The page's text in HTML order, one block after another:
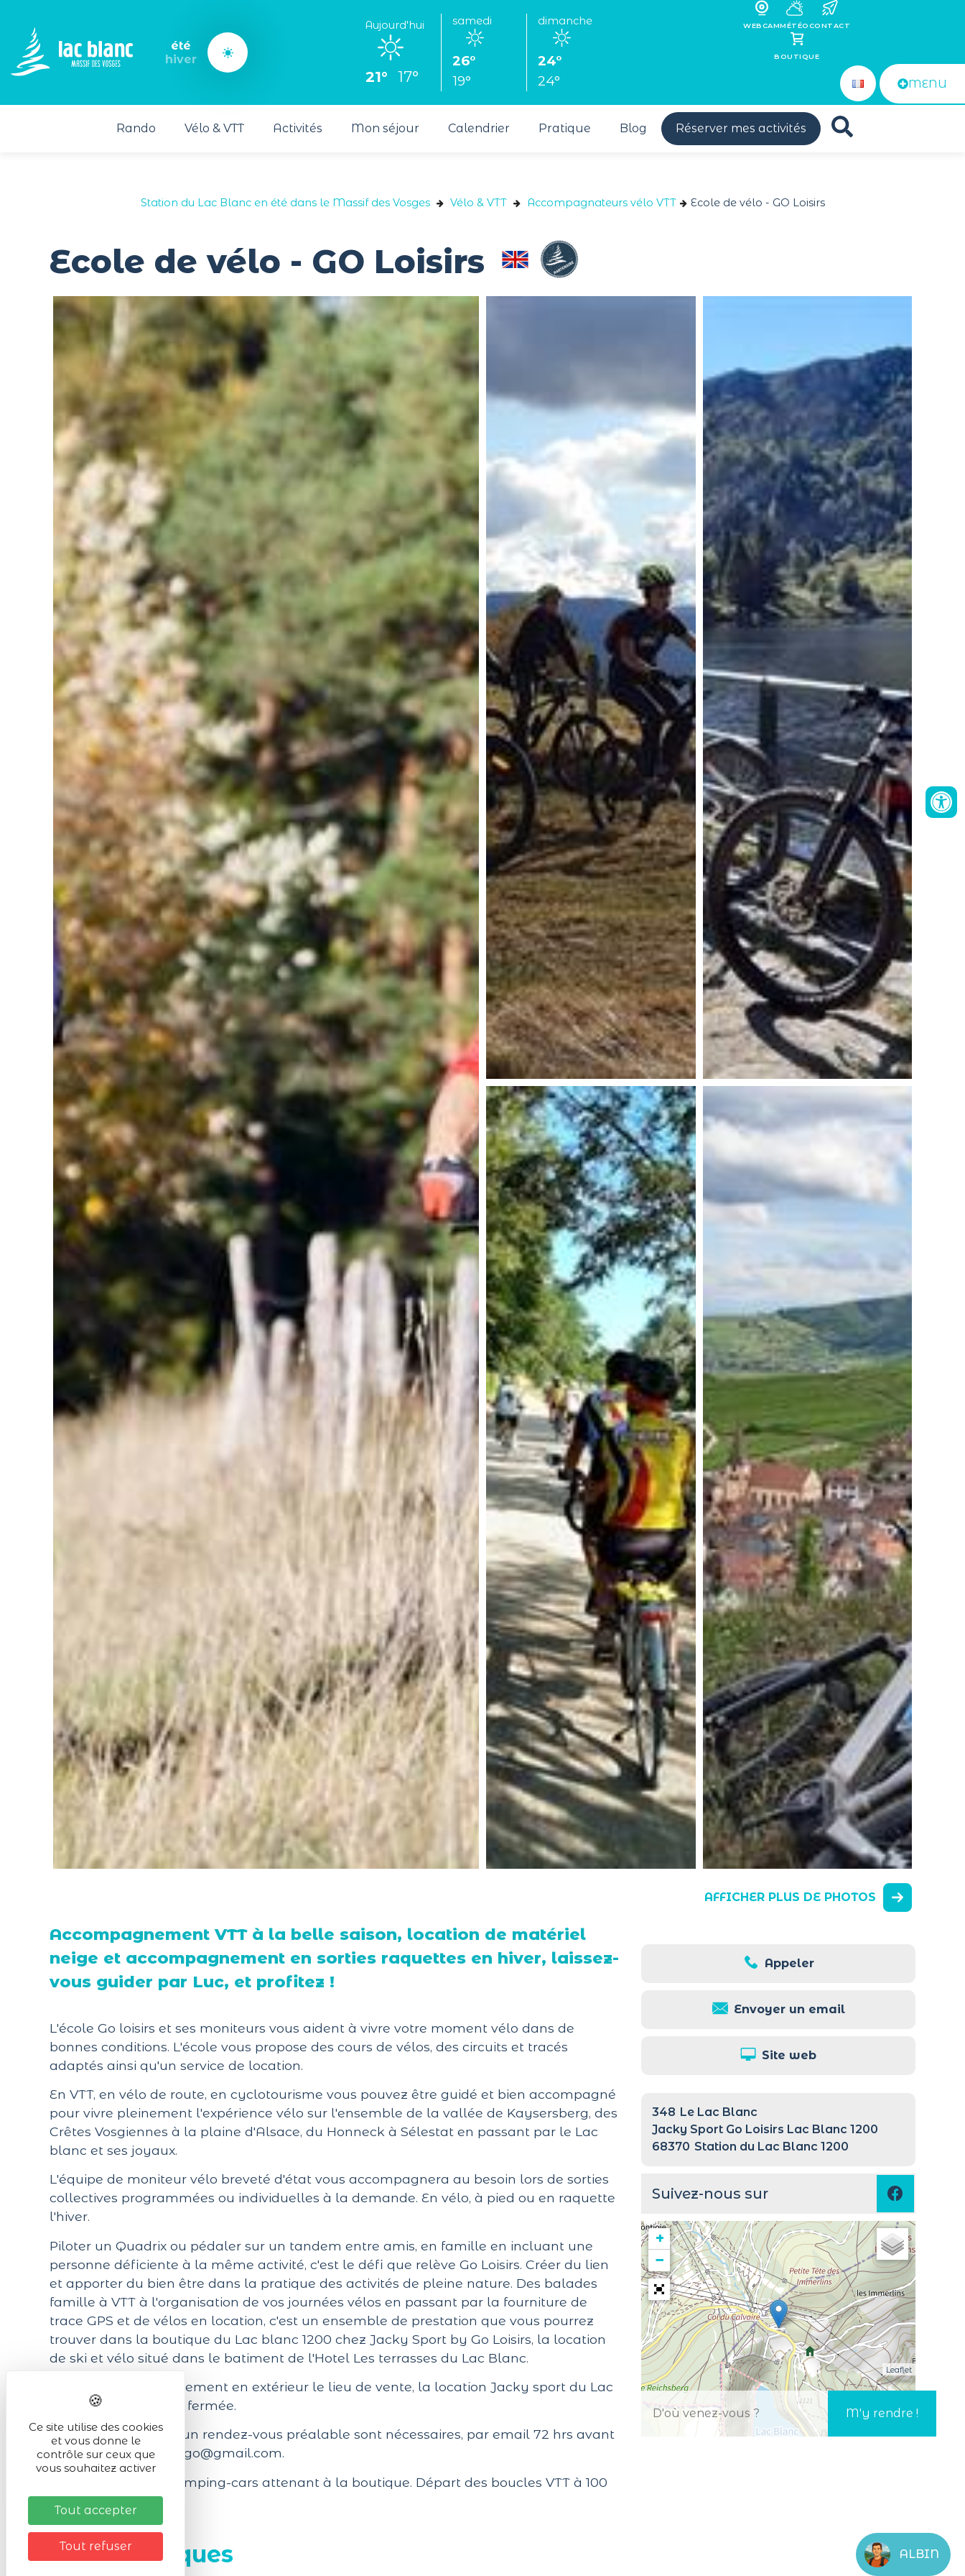
été
hiver
Aujourd'hui
21° 17°
samedi
26°
19°
dimanche
24°
24°
WEBCAMMÉTÉOCONTACT
BOUTIQUE
MENU
Rando Vélo & VTT Activités Mon séjour Calendrier Pratique Blog Réserver mes activités
Station du Lac Blanc en été dans le Massif des Vosges Vélo & VTT Accompagnateurs vélo VTT Ecole de vélo - GO Loisirs
Ecole de vélo - GO Loisirs
AFFICHER PLUS DE PHOTOS
Appeler
Envoyer un email
Site web
348 Le Lac Blanc
Jacky Sport Go Loisirs Lac Blanc 1200
68370 Station du Lac Blanc 1200
Suivez-nous sur
+
−
Leaflet
Accompagnement VTT à la belle saison, location de matériel
neige et accompagnement en sorties raquettes en hiver, laissez-
vous guider par Luc, et profitez !
L'école Go loisirs et ses moniteurs vous aident à vivre votre moment vélo dans de
bonnes conditions. L'école vous propose des cours de vélos, des circuits et tracés
adaptés ainsi qu'un service de location.
En VTT, en vélo de route, en cyclotourisme vous pouvez être guidé et bien accompagné
pour vivre pleinement l'expérience vélo sur l'ensemble de la vallée de Kaysersberg, des
Crêtes Vosgiennes à la plaine d'Alsace, du Honneck à Sélestat en passant par le Lac
blanc et ses joyaux.
L'équipe de moniteur vélo breveté d'état vous accompagnera au besoin lors de sorties
collectives programmées ou individuelles à la demande. En vélo, à pied ou en raquette
l'hiver.
Piloter un Quadrix ou pédaler sur un tandem entre amis, en famille en incluant une
personne déficiente à la même activité, c'est le défi que relève Go Loisirs. Créer du lien
et apporter du bien être dans la pratique des activités de pleine nature. Des balades
famille à VTT à l'organisation de vos journées vélos en passant par la fourniture de
trace GPS et de vélos en location, c'est un ensemble de prestation que vous pourrez
trouver dans la boutique du Lac blanc 1200 chez Jacky Sport by Go Loisirs, la location
de ski et vélo situé dans le batiment de l'Hotel Les terrasses du Lac Blanc.
En cas d'accompagnement en extérieur le lieu de vente, la location Jacky sport du Lac
Blanc 1200 peut être fermée.
La réservation et/ou un rendez-vous préalable sont nécessaires, par email 72 hrs avant
votre venue à :loisirsgo@gmail.com.
Parking voiture et camping-cars attenant à la boutique. Départ des boucles VTT à 100
m.
Infos pratiques ALBIN
Ce site utilise des cookies
et vous donne le
contrôle sur ceux que
vous souhaitez activer
Tout accepter
Tout refuser